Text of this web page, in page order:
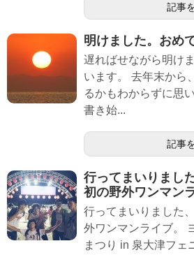
記事
明けました。おめ
遅ればせながら明け
います。 去年末から
るかもわからずに思
書き始...
記事
行ってまいりまし
初の野外ワンマン
行ってまいりました
外ワンマンライブ。
まつり in 泉大津フェ